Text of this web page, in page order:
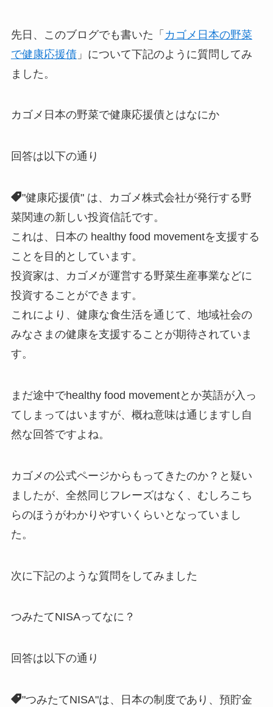
先日、このブログでも書いた「 カゴメ日本の野菜
で健康応援債」について下記のように質問してみ
ました。
カゴメ日本の野菜で健康応援債とはなにか
回答は以下の通り
"健康応援債" は、カゴメ株式会社が発行する野
菜関連の新しい投資信託です。
これは、日本の healthy food movementを支援する
ことを目的としています。
投資家は、カゴメが運営する野菜生産事業などに
投資することができます。
これにより、健康な食生活を通じて、地域社会の
みなさまの健康を支援することが期待されていま
す。
まだ途中でhealthy food movementとか英語が入っ
てしまってはいますが、概ね意味は通じますし自
然な回答ですよね。
カゴメの公式ページからもってきたのか？と疑い
ましたが、全然同じフレーズはなく、むしろこち
らのほうがわかりやすいくらいとなっていまし
た。
次に下記のような質問をしてみました
つみたてNISAってなに？
回答は以下の通り
"つみたてNISA"は、日本の制度であり、預貯金